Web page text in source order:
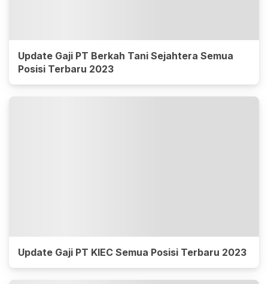
Update Gaji PT Berkah Tani Sejahtera Semua
Posisi Terbaru 2023
Update Gaji PT KIEC Semua Posisi Terbaru 2023